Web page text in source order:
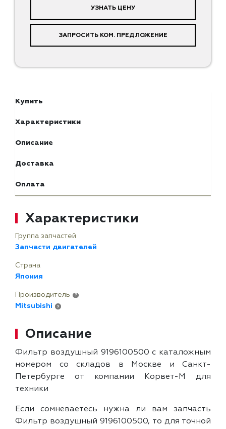
УЗНАТЬ ЦЕНУ
ЗАПРОСИТЬ КОМ. ПРЕДЛОЖЕНИЕ
Купить
Характеристики
Описание
Доставка
Оплата
Характеристики
Группа запчастей
Запчасти двигателей
Страна
Япония
Производитель ?
Mitsubishi ?
Описание
Фильтр воздушный 9196100500 с каталожным
номером со складов в Москве и Санкт-
Петербурге от компании Корвет-М для
техники
Если сомневаетесь нужна ли вам запчасть
Фильтр воздушный 9196100500, то для точной